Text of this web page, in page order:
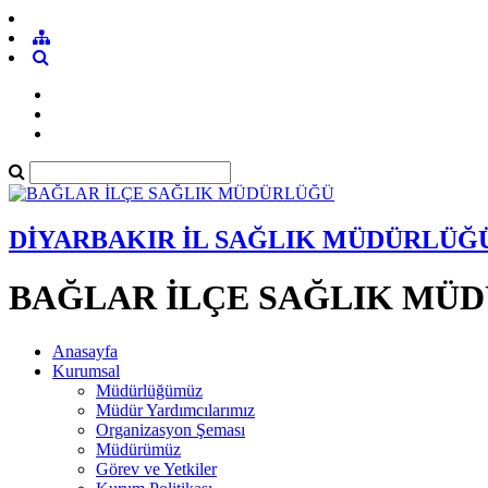
DİYARBAKIR İL SAĞLIK
BAĞLAR İLÇE SAĞLIK
Anasayfa
Kurumsal
Müdürlüğümüz
Müdür Yardımcılarımız
Organizasyon Şeması
Müdürümüz
Görev ve Yetkiler